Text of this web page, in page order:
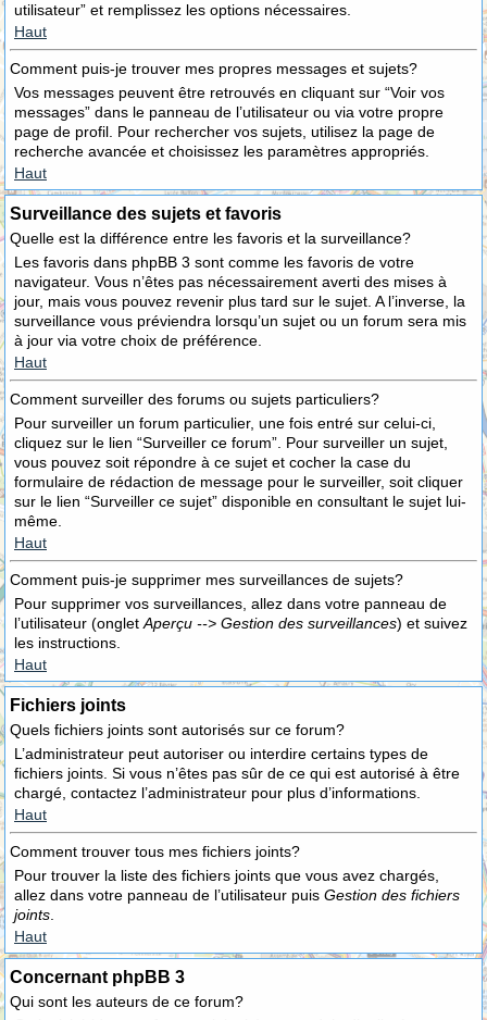
utilisateur” et remplissez les options nécessaires.
Haut
Comment puis-je trouver mes propres messages et sujets?
Vos messages peuvent être retrouvés en cliquant sur “Voir vos
messages” dans le panneau de l’utilisateur ou via votre propre
page de profil. Pour rechercher vos sujets, utilisez la page de
recherche avancée et choisissez les paramètres appropriés.
Haut
Surveillance des sujets et favoris
Quelle est la différence entre les favoris et la surveillance?
Les favoris dans phpBB 3 sont comme les favoris de votre
navigateur. Vous n’êtes pas nécessairement averti des mises à
jour, mais vous pouvez revenir plus tard sur le sujet. A l’inverse, la
surveillance vous préviendra lorsqu’un sujet ou un forum sera mis
à jour via votre choix de préférence.
Haut
Comment surveiller des forums ou sujets particuliers?
Pour surveiller un forum particulier, une fois entré sur celui-ci,
cliquez sur le lien “Surveiller ce forum”. Pour surveiller un sujet,
vous pouvez soit répondre à ce sujet et cocher la case du
formulaire de rédaction de message pour le surveiller, soit cliquer
sur le lien “Surveiller ce sujet” disponible en consultant le sujet lui-
même.
Haut
Comment puis-je supprimer mes surveillances de sujets?
Pour supprimer vos surveillances, allez dans votre panneau de
l’utilisateur (onglet Aperçu --> Gestion des surveillances) et suivez
les instructions.
Haut
Fichiers joints
Quels fichiers joints sont autorisés sur ce forum?
L’administrateur peut autoriser ou interdire certains types de
fichiers joints. Si vous n’êtes pas sûr de ce qui est autorisé à être
chargé, contactez l’administrateur pour plus d’informations.
Haut
Comment trouver tous mes fichiers joints?
Pour trouver la liste des fichiers joints que vous avez chargés,
allez dans votre panneau de l’utilisateur puis Gestion des fichiers
joints
Haut
Concernant phpBB 3
Qui sont les auteurs de ce forum?